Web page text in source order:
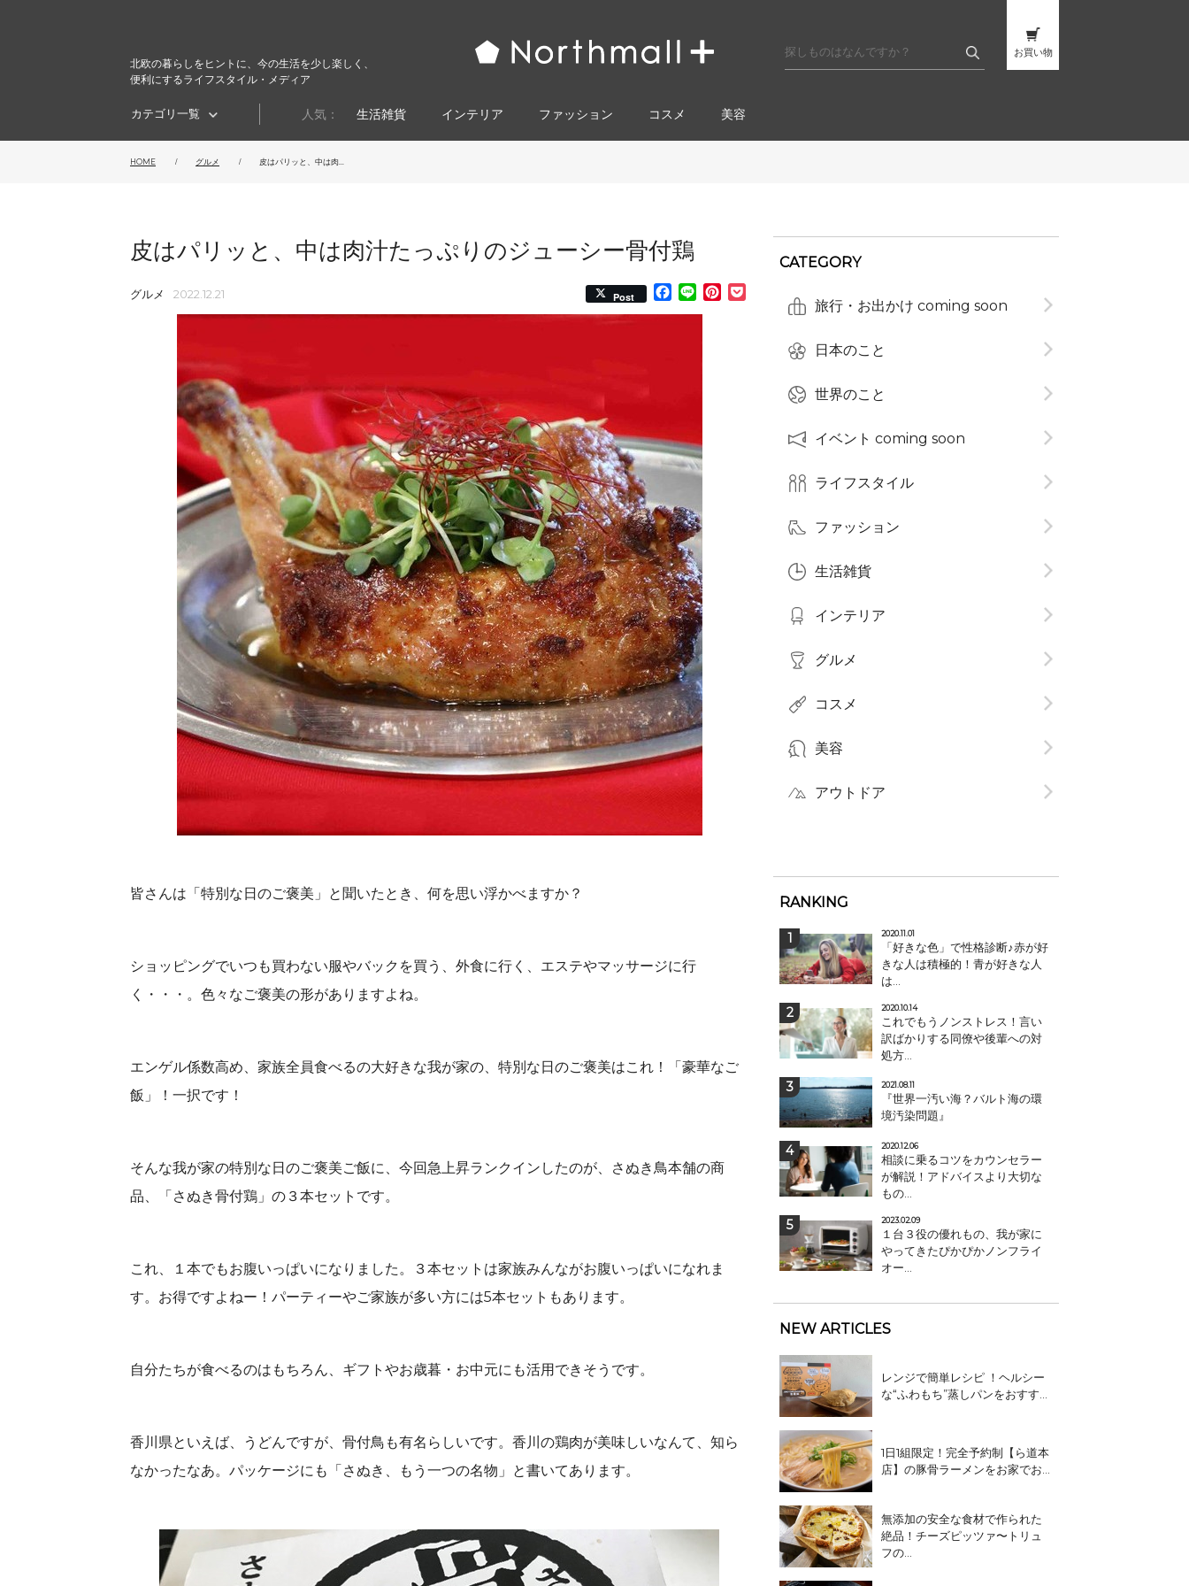
北欧の暮らしをヒントに、今の生活を少し楽しく、
便利にするライフスタイル・メディア
お買い物
カテゴリ一覧 人気： 生活雑貨 インテリア ファッション コスメ​ 美容
HOME グルメ 皮はパリッと、中は肉...
皮はパリッと、中は肉汁たっぷりのジューシー骨付鶏
グルメ 2022.12.21 Post Facebook
Line Pinterest
皆さんは「特別な日のご褒美」と聞いたとき、何を思い浮かべますか？
ショッピングでいつも買わない服やバックを買う、外食に行く、エステやマッサージに行
く・・・。色々なご褒美の形がありますよね。
エンゲル係数高め、家族全員食べるの大好きな我が家の、特別な日のご褒美はこれ！「豪華なご
飯」！一択です！
そんな我が家の特別な日のご褒美ご飯に、今回急上昇ランクインしたのが、さぬき鳥本舗の商
品、「さぬき骨付鶏」の３本セットです。
これ、１本でもお腹いっぱいになりました。３本セットは家族みんながお腹いっぱいになれま
す。お得ですよねー！パーティーやご家族が多い方には5本セットもあります。
自分たちが食べるのはもちろん、ギフトやお歳暮・お中元にも活用できそうです。
香川県といえば、うどんですが、骨付鳥も有名らしいです。香川の鶏肉が美味しいなんて、知ら
なかったなあ。パッケージにも「さぬき、もう一つの名物」と書いてあります。
CATEGORY
旅行・お出かけ coming soon
日本のこと
世界のこと
イベント coming soon
ライフスタイル
ファッション
生活雑貨
インテリア
グルメ
コスメ​
美容
アウトドア
RANKING
2020.11.01
「好きな色」で性格診断♪赤が好
きな人は積極的！青が好きな人
は...
2020.10.14
これでもうノンストレス！言い
訳ばかりする同僚や後輩への対
処方...
2021.08.11
『世界一汚い海？バルト海の環
境汚染問題』
2020.12.06
相談に乗るコツをカウンセラー
が解説！アドバイスより大切な
もの...
2023.02.09
１台３役の優れもの、我が家に
やってきたぴかぴかノンフライ
オー...
NEW ARTICLES
レンジで簡単レシピ ！ヘルシー
な“ふわもち”蒸しパンをおすす...
1日1組限定！完全予約制【ら道本
店】の豚骨ラーメンをお家でお...
無添加の安全な食材で作られた
絶品！チーズピッツァ〜トリュ
フの...